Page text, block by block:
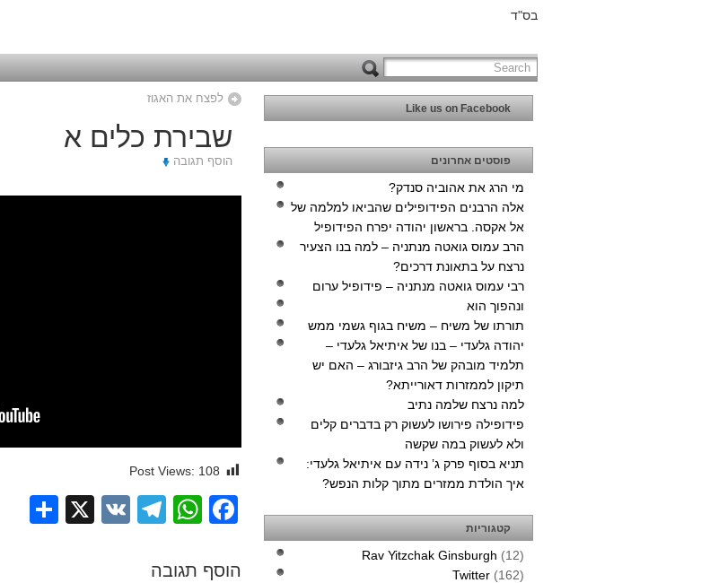
בס"ד
לפצח את האגוז
שבירת כלים א
הוסף תגובה
Post Views: 108
Facebook
WhatsApp
Telegram
VK
X
הוסף תגובה
Like us on Facebook
פוסטים אחרונים
מי הרג את אהוביה סנדק?
אלה הרבנים הפידופילים שהביאו למלמה של
אל אקסה. בראשון יהודה יפרח הפידופיל
הרב עמוס גואטה מנתניה – למה בנו הצעיר
נרצח על בתאונת דרכים?
רבי עמוס גואטה מנתניה – פידופיל ערום
ונהפוך הוא
תורתו של משיח – משיח בגוף גשמי ממש
יהודה גלעדי – בנו של איתיאל גלעדי –
תלמיד מובהק של הרב גיזבורג – האם יש
תיקון לממזרות דאורייתא?
למה נרצח שלמה נתיב
פידופילה פירושו לעשוק רק בדברים קלים
ולא לעשוק במה שקשה
תניא בסוף פרק ג’ נידה עם איתיאל גלעדי:
איך הולדת ממזרים מתוך קלות הנפש?
קטגוריות
Rav Yitzchak Ginsburgh (12)
Twitter (162)